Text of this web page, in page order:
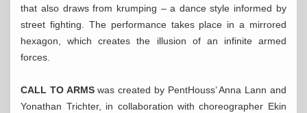
that also draws from krumping – a dance style informed by
street fighting. The performance takes place in a mirrored
hexagon, which creates the illusion of an infinite armed
forces.
CALL TO ARMSwas created by PentHouss’ Anna Lann and
Yonathan Trichter, in collaboration with choreographer Ekin